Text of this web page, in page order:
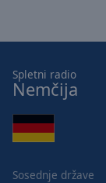
End
dialog
window.
Spletni radio
Nemčija
Sosednje države